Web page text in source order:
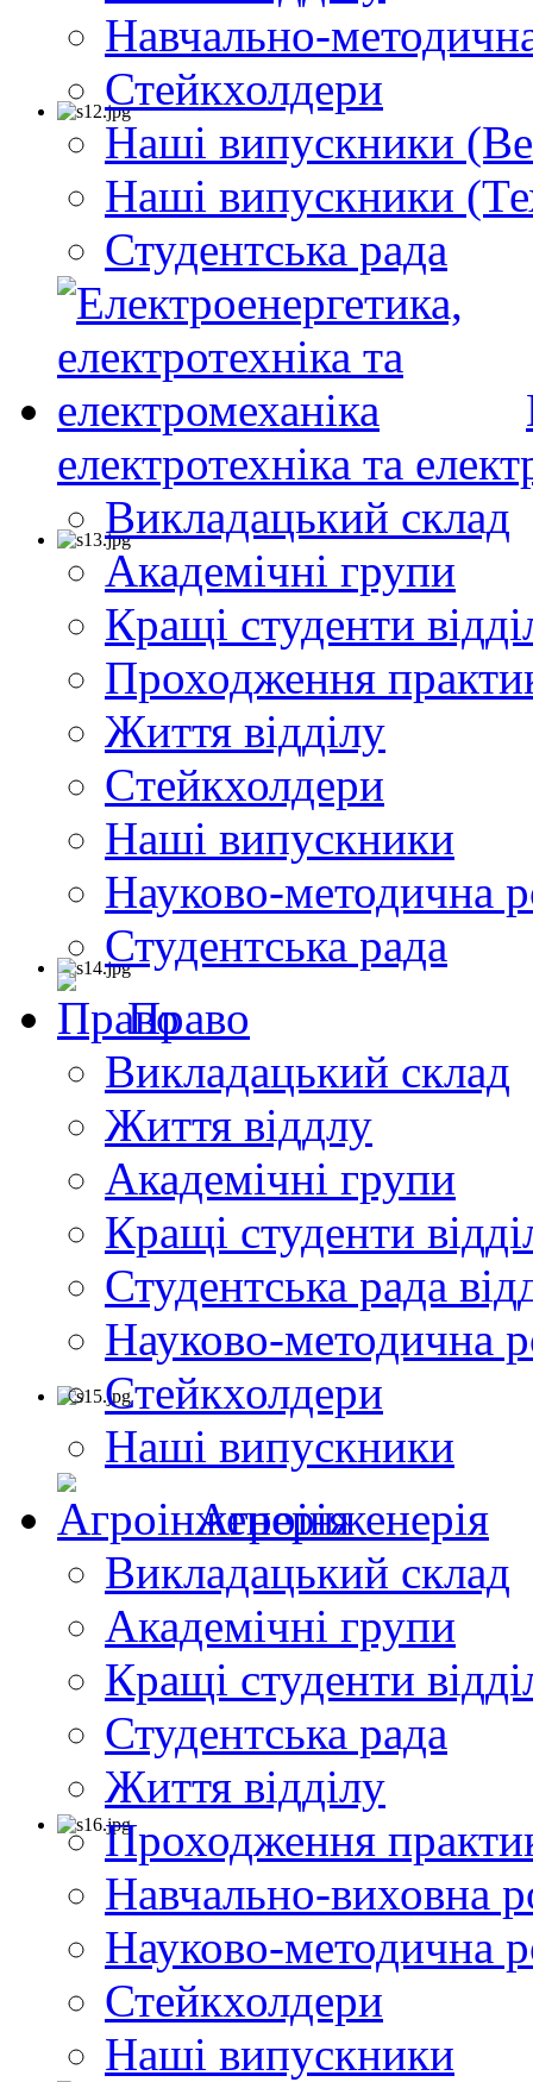
Навчально-
Стейкхолдери
Наші випускники
Наші випускники
Студентська рада
електротехніка та
Викладацький склад
Академічні групи
Кращі студенти
Проходження
Життя відділу
Cтейкхолдери
Наші випускники
Науково-методична
Студентська рада
Право
Викладацький склад
Життя віддлу
Академічні групи
Кращі студенти
Студентська рада
Науково-методична
Стейкхолдери
Наші випускники
Агроінженерія
Викладацький склад
Академічні групи
Кращі студенти
Студентська рада
Життя відділу
Проходження
Навчально-виховна
Науково-методична
Стейкхолдери
Наші випускники